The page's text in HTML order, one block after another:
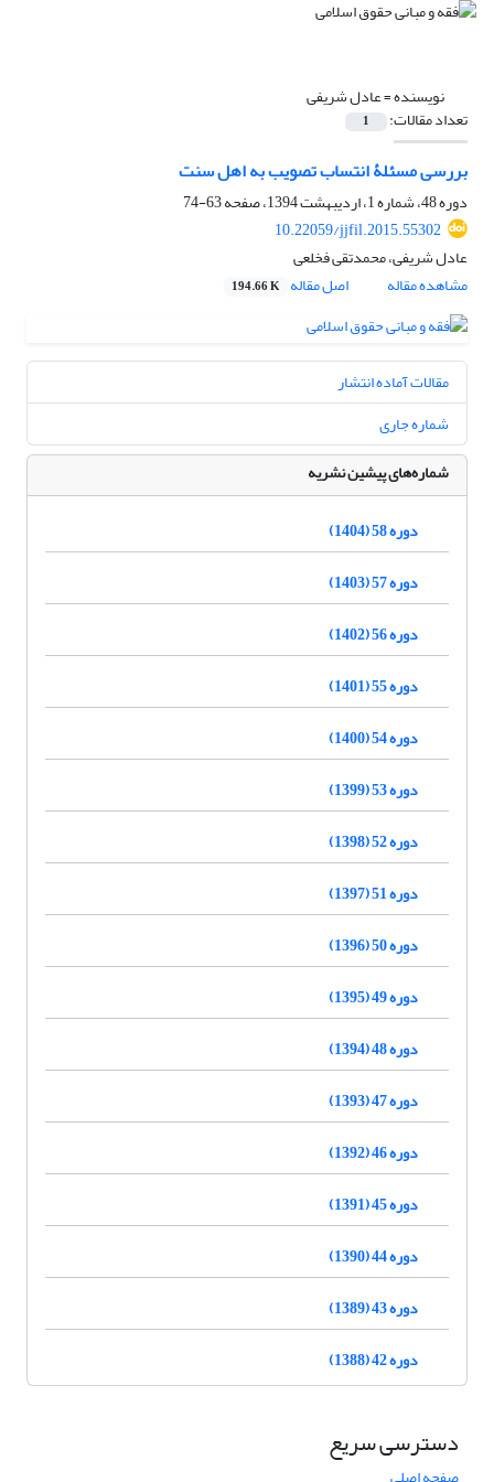
نویسنده =عادل شریفی
تعداد مقالات: 1
بررسی مسئلۀ انتساب تصویب به اهل سنت
دوره 48، شماره 1، اردیبهشت 1394، صفحه
63-74
10.22059/jjfil.2015.55302
عادل شریفی، محمدتقی فخلعی
مشاهده مقاله
اصل مقاله 194.66 K
مقالات آماده انتشار
شماره جاری
شماره‌های پیشین نشریه
دوره 58 (1404)
دوره 57 (1403)
دوره 56 (1402)
دوره 55 (1401)
دوره 54 (1400)
دوره 53 (1399)
دوره 52 (1398)
دوره 51 (1397)
دوره 50 (1396)
دوره 49 (1395)
دوره 48 (1394)
دوره 47 (1393)
دوره 46 (1392)
دوره 45 (1391)
دوره 44 (1390)
دوره 43 (1389)
دوره 42 (1388)
دسترسی سریع